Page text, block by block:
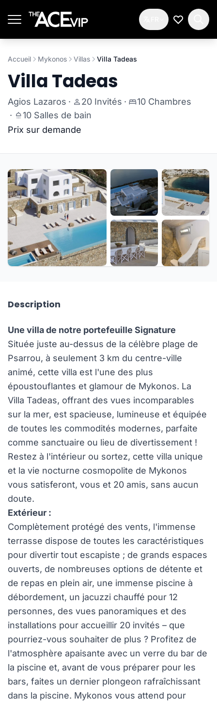
Ma Liste
Accueil Mykonos Villas Villa Tadeas
Villa Tadeas
Agios Lazaros · 20 Invités ·
10 Chambres
·
10 Salles de bain
Prix sur demande
Description
Une villa de notre portefeuille Signature
Située juste au-dessus de la célèbre plage de
Psarrou, à seulement 3 km du centre-ville
animé, cette villa est l'une des plus
époustouflantes et glamour de Mykonos. La
Villa Tadeas, offrant des vues incomparables
sur la mer, est spacieuse, lumineuse et équipée
de toutes les commodités modernes, parfaite
comme sanctuaire ou lieu de divertissement !
Restez à l'intérieur ou sortez, cette villa unique
et la vie nocturne cosmopolite de Mykonos
vous satisferont, vous et 20 amis, sans aucun
doute.
Extérieur :
Complètement protégé des vents, l'immense
terrasse dispose de toutes les caractéristiques
pour divertir tout escapiste ; de grands espaces
ouverts, de nombreuses options de détente et
de repas en plein air, une immense piscine à
débordement, un jacuzzi chauffé pour 12
personnes, des vues panoramiques et des
installations pour accueillir 20 invités – que
pourriez-vous souhaiter de plus ? Profitez de
l'atmosphère apaisante avec un verre du bar de
la piscine et, avant de vous préparer pour les
bars, faites un dernier plongeon rafraîchissant
dans la piscine. Mykonos vous attend pour